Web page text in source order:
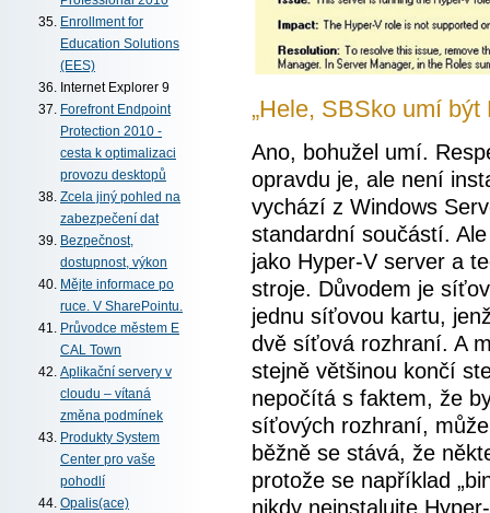
Enrollment for
Education Solutions
(EES)
Internet Explorer 9
Forefront Endpoint
Protection 2010 -
cesta k optimalizaci
provozu desktopů
Zcela jiný pohled na
zabezpečení dat
Bezpečnost,
dostupnost, výkon
Mějte informace po
ruce. V SharePointu.
Průvodce městem E
CAL Town
Aplikační servery v
cloudu – vítaná
změna podmínek
Produkty System
Center pro vaše
pohodlí
Opalis(ace)
„Hele, SBSko umí být
Ano, bohužel umí.
opravdu je, ale není
vychází z Windows
standardní součástí.
jako Hyper-V server a
stroje. Důvodem je
jednu síťovou kartu,
dvě síťová rozhraní. A
stejně většinou končí
nepočítá s faktem, že
síťových rozhraní,
běžně se stává, že
protože se například
nikdy neinstalujte